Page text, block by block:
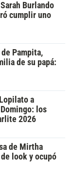
Burlando
cumplir uno
Pampita,
de su papá:
a
los
2026
de Mirtha
look y ocupó